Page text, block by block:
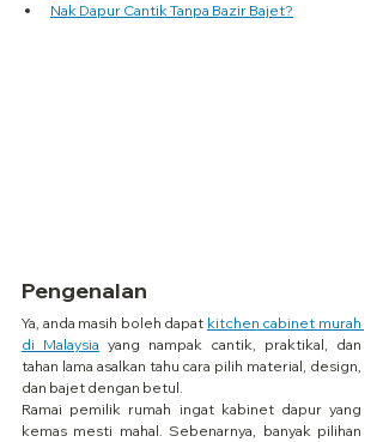
Nak Dapur Cantik Tanpa Bazir Bajet?
Pengenalan
Ya, anda masih boleh dapat kitchen cabinet murah
di Malaysia yang nampak cantik, praktikal, dan
tahan lama asalkan tahu cara pilih material, design,
dan bajet dengan betul.
Ramai pemilik rumah ingat kabinet dapur yang
kemas mesti mahal. Sebenarnya, banyak pilihan